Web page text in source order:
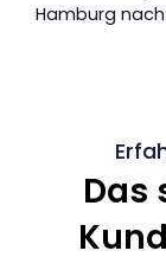
Hamburg nach
Das